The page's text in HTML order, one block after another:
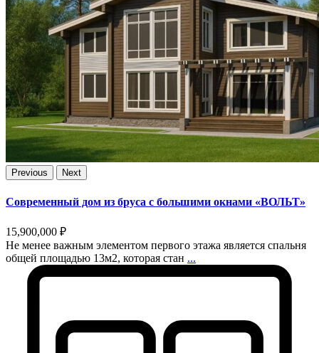
Previous Next
Современный дом из бруса с большими окнами «ВОЛЬТ»
15,900,000 ₽
Не менее важным элементом первого этажа является спальня
общей площадью 13м2, которая стан ...